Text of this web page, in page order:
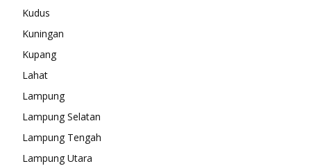
Kudus
Kuningan
Kupang
Lahat
Lampung
Lampung Selatan
Lampung Tengah
Lampung Utara